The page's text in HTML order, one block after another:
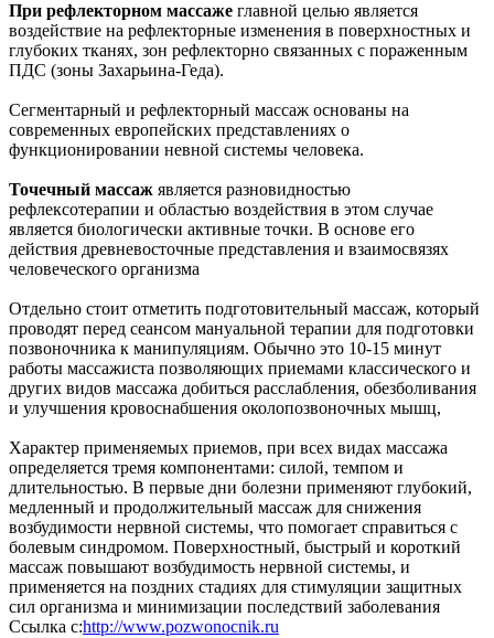
При рефлекторном массаже главной целью является
воздействие на рефлекторные изменения в поверхностных и
глубоких тканях, зон рефлекторно связанных с пораженным
ПДС (зоны Захарьина-Геда).
Сегментарный и рефлекторный массаж основаны на
современных европейских представлениях о
функционировании невной системы человека.
Точечный массаж является разновидностью
рефлексотерапии и областью воздействия в этом случае
является биологически активные точки. В основе его
действия древневосточные представления и взаимосвязях
человеческого организма
Отдельно стоит отметить подготовительный массаж, который
проводят перед сеансом мануальной терапии для подготовки
позвоночника к манипуляциям. Обычно это 10-15 минут
работы массажиста позволяющих приемами классического и
других видов массажа добиться расслабления, обезболивания
и улучшения кровоснабшения околопозвоночных мышц,
Характер применяемых приемов, при всех видах массажа
определяется тремя компонентами: силой, темпом и
длительностью. В первые дни болезни применяют глубокий,
медленный и продолжительный массаж для снижения
возбудимости нервной системы, что помогает справиться с
болевым синдромом. Поверхностный, быстрый и короткий
массаж повышают возбудимость нервной системы, и
применяется на поздних стадиях для стимуляции защитных
сил организма и минимизации последствий заболевания
Ссылка с:http://www.pozwonocnik.ru